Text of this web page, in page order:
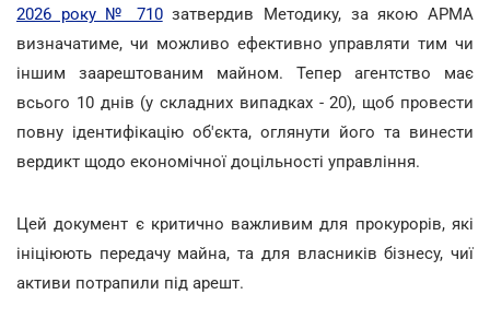
2026 року № 710затвердив Методику, за якою АРМА
визначатиме, чи можливо ефективно управляти тим чи
іншим заарештованим майном. Тепер агентство має
всього 10 днів (у складних випадках - 20), щоб провести
повну ідентифікацію об'єкта, оглянути його та винести
вердикт щодо економічної доцільності управління.
Цей документ є критично важливим для прокурорів, які
ініціюють передачу майна, та для власників бізнесу, чиї
активи потрапили під арешт.